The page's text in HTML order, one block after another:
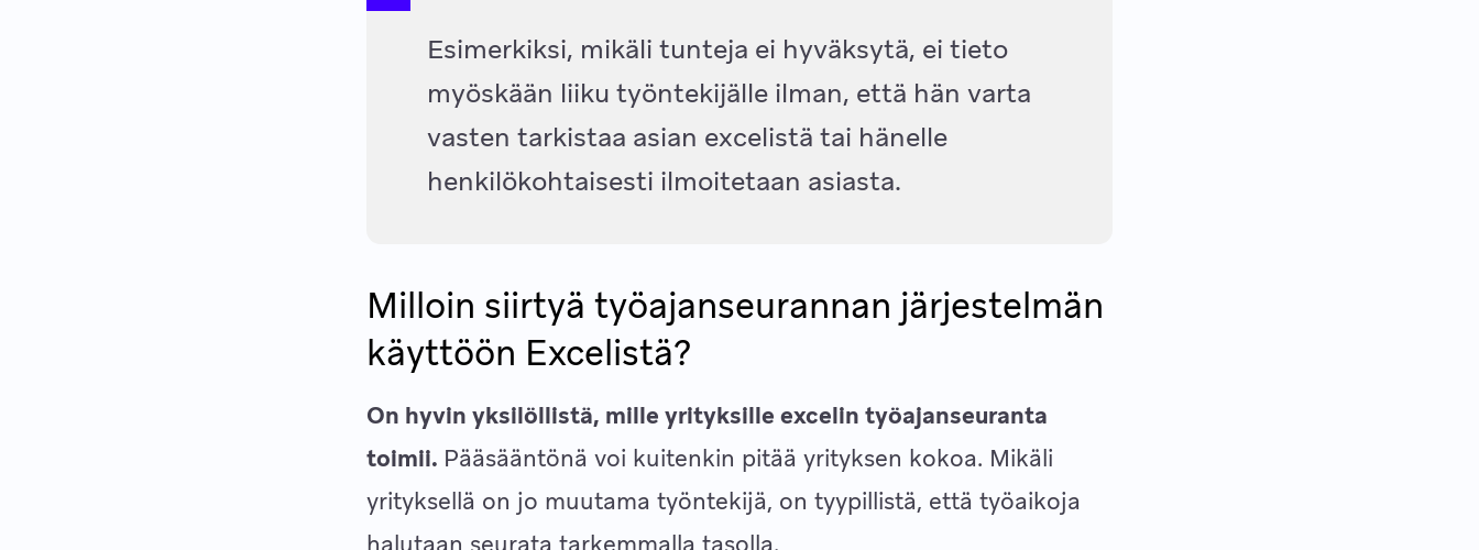
Esimerkiksi, mikäli tunteja ei hyväksytä, ei tieto
myöskään liiku työntekijälle ilman, että hän varta
vasten tarkistaa asian excelistä tai hänelle
henkilökohtaisesti ilmoitetaan asiasta.
Milloin siirtyä työajanseurannan järjestelmän
käyttöön Excelistä?
On hyvin yksilöllistä, mille yrityksille excelin työajanseuranta
toimii. Pääsääntönä voi kuitenkin pitää yrityksen kokoa. Mikäli
yrityksellä on jo muutama työntekijä, on tyypillistä, että työaikoja
halutaan seurata tarkemmalla tasolla.